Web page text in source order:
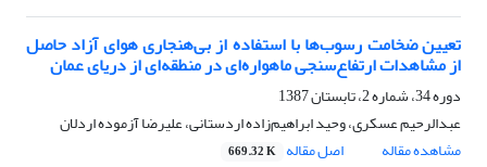
تعیین ضخامت رسوب‌ها با استفاده از بی‌هنجاری هوای آزاد حاصل
از مشاهدات ارتفاع‌سنجی ماهواره‌ای در منطقه‌ای از دریای عمان
دوره 34، شماره 2، تابستان 1387
عبدالرحیم عسکری، وحید ابراهیم‌زاده اردستانی، علیرضا آزموده اردلان
مشاهده مقاله
اصل مقاله 669.32 K